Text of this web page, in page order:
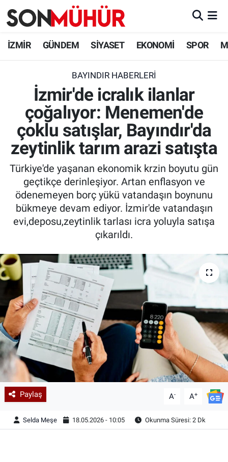
İZMİR GÜNDEM SİYASET EKONOMİ SPOR
BAYINDIR HABERLERI
İzmir'de icralık ilanlar
çoğalıyor: Menemen'de
çoklu satışlar, Bayındır'da
zeytinlik tarım arazi satışta
Türkiye'de yaşanan ekonomik krzin boyutu gün
geçtikçe derinleşiyor. Artan enflasyon ve
ödenemeyen borç yükü vatandaşın boynunu
bükmeye devam ediyor. İzmir'de vatandaşın
evi,deposu,zeytinlik tarlası icra yoluyla satışa
çıkarıldı.
Paylaş A- A+
Selda Meşe 18.05.2026 - 10:05 Okunma Süresi: 2 Dk
İzmir Nöbetçi Eczaneler
İzmir Namaz Vakitleri
İzmir Trafik Yoğunluk Haritası
Süper Lig Puan Durumu ve Fikstür
Tüm Manşetler
Son Dakika Haberleri
Haber Arşivi